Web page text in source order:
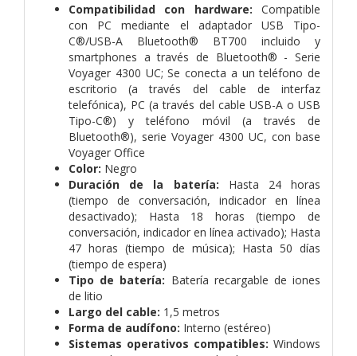
Compatibilidad con hardware: Compatible
con PC mediante el adaptador USB Tipo-
C®/USB-A Bluetooth® BT700 incluido y
smartphones a través de Bluetooth® - Serie
Voyager 4300 UC; Se conecta a un teléfono de
escritorio (a través del cable de interfaz
telefónica), PC (a través del cable USB-A o USB
Tipo-C®) y teléfono móvil (a través de
Bluetooth®), serie Voyager 4300 UC, con base
Voyager Office
Color: Negro
Duración de la batería: Hasta 24 horas
(tiempo de conversación, indicador en línea
desactivado); Hasta 18 horas (tiempo de
conversación, indicador en línea activado); Hasta
47 horas (tiempo de música); Hasta 50 días
(tiempo de espera)
Tipo de batería: Batería recargable de iones
de litio
Largo del cable: 1,5 metros
Forma de audífono: Interno (estéreo)
Sistemas operativos compatibles: Windows